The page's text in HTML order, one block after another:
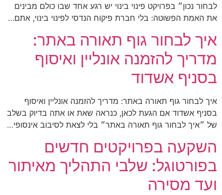
לבחור נכון״ בפרויקט פינוי בינוי יש רגע אחד שבו כולם מבינים
את האמת הפשוטה: בלי חברת פיקוח הנדסי לפינוי בינוי, אתם…
איך לבחור גוף תאורה באתר:
מדריך להזמנה אונליין ואיסוף
בסניף אשדוד
איך לבחור גוף תאורה באתר: מדריך להזמנה אונליין ואיסוף
בסניף אשדוד אם הגעת לכאן, כנראה שאת או אתה בדיוק בשלב
של ״איך לבחור גוף תאורה באתר״ בלי לצאת לסיבוב אינסופי…
השקעה בפרויקטים חדשים
בפורטוגל: שלבי התהליך מאיתור
ועד מסירה